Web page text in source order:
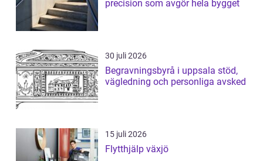
precision som avgör hela bygget
30 juli 2026
Begravningsbyrå i uppsala stöd,
vägledning och personliga avsked
15 juli 2026
Flytthjälp växjö